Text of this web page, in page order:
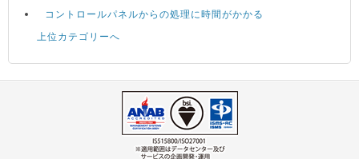
コントロールパネルからの処理に時間がかかる
上位カテゴリーへ